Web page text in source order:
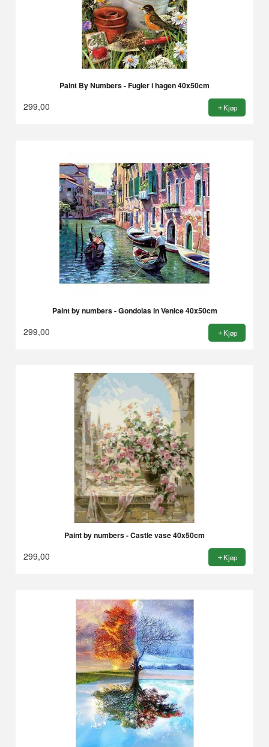
Paint By Numbers - Fugler i hagen 40x50cm
299,00 Kjøp
Paint by numbers - Gondolas in Venice 40x50cm
299,00 Kjøp
Paint by numbers - Castle vase 40x50cm
299,00 Kjøp